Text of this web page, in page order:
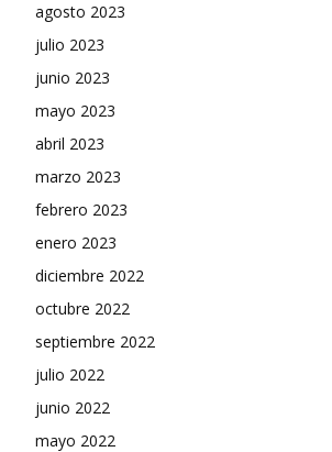
agosto 2023
julio 2023
junio 2023
mayo 2023
abril 2023
marzo 2023
febrero 2023
enero 2023
diciembre 2022
octubre 2022
septiembre 2022
julio 2022
junio 2022
mayo 2022